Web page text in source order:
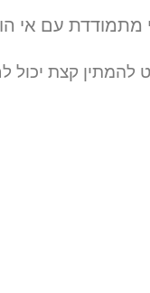
קצת יכול